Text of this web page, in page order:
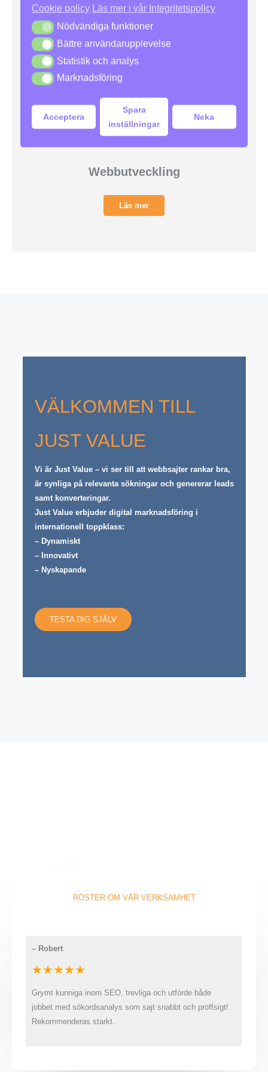
Cookie policy Läs mer i vår Integritetspolicy
Nödvändiga funktioner
Nödvändiga funktioner
Bättre användarupplevelse
Bättre användarupplevelse
Statistik och analys
Statistik och analys
Marknadsföring
Marknadsföring
Acceptera
Spara
inställningar
Neka
Webbutveckling
Läs mer
VÄLKOMMEN TILL
JUST VALUE
Vi är Just Value – vi ser till att webbsajter rankar bra,
är synliga på relevanta sökningar och genererar leads
samt konverteringar.
Just Value erbjuder digital marknadsföring i
internationell toppklass:
– Dynamiskt
– Innovativt
– Nyskapande
TESTA DIG SJÄLV
RÖSTER OM VÅR VERKSAMHET
– Robert
★★★★★
Grymt kunniga inom SEO, trevliga och utförde både
jobbet med sökordsanalys som sajt snabbt och proffsigt!
Rekommenderas starkt.